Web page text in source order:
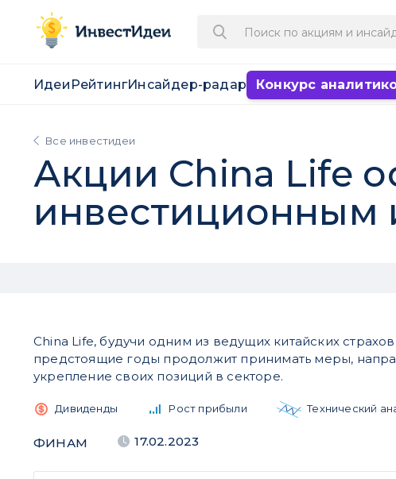
Идеи РейтингИнсайдер-радар Конкурс
Все инвестидеи
Акции China Life
инвестиционным
China Life, будучи одним из ведущих китайских
предстоящие годы продолжит принимать меры,
укрепление своих позиций в секторе.
Дивиденды Рост прибыли Технический
ФИНАМ 17.02.2023